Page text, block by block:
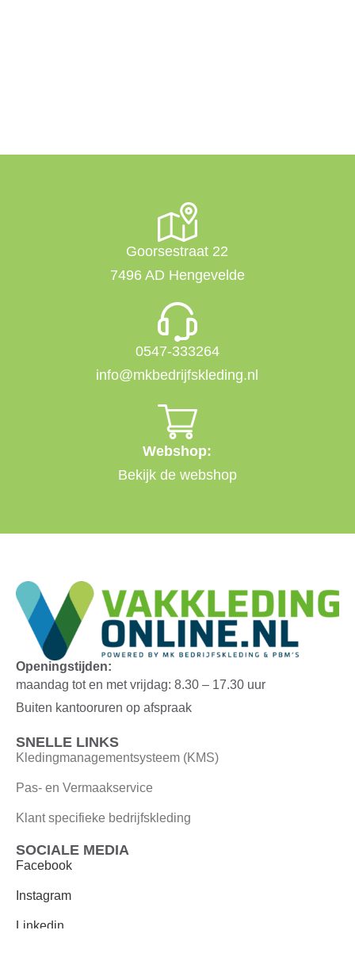
Goorsestraat 22
7496 AD Hengevelde
0547-333264
info@mkbedrijfskleding.nl
Webshop:
Bekijk de webshop
Openingstijden:
maandag tot en met vrijdag: 8.30 – 17.30 uur
Buiten kantooruren op afspraak
SNELLE LINKS
Kledingmanagementsysteem (KMS)
Pas- en Vermaakservice
Klant specifieke bedrijfskleding
SOCIALE MEDIA
Facebook
Instagram
Linkedin